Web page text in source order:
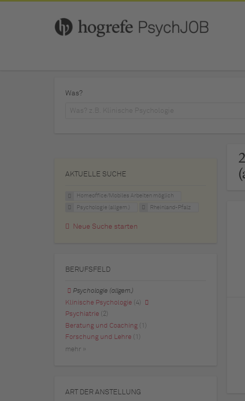
Was?
AKTUELLE SUCHE
Homeoffice/Mobiles Arbeiten möglich
Psychologie (allgem.) Rheinland-Pfalz
Neue Suche starten
BERUFSFELD
Psychologie (allgem.)
Klinische Psychologie
(4)
Psychiatrie
(2)
Beratung und Coaching (1)
Forschung und Lehre (1)
mehr »
ART DER ANSTELLUNG